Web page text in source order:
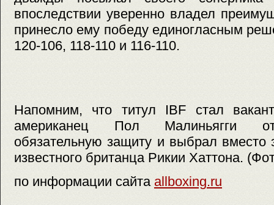
впоследствии уверенно владел
принесло ему победу единогласным
120-106, 118-110 и 116-110.
Напомним, что титул IBF стал
американец Пол Малиньягги
обязательную защиту и выбрал вместо
известного британца Рикии Хаттона.
по информации сайта allboxing.ru